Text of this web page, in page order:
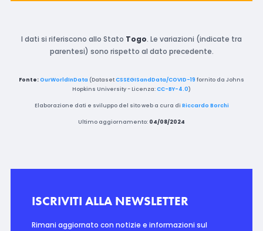
I dati si riferiscono allo Stato Togo. Le variazioni (indicate tra
parentesi) sono rispetto al dato precedente.
Fonte:OurWorldInData (DatasetCSSEGISandData/COVID-19 fornito da Johns
Hopkins University - Licenza:CC-BY-4.0)
Elaborazione dati e sviluppo del sito web a cura di Riccardo Borchi
Ultimo aggiornamento: 04/08/2024
ISCRIVITI ALLA NEWSLETTER
Rimani aggiornato con notizie e informazioni sul